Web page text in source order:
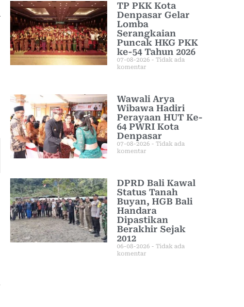
TP PKK Kota
Denpasar Gelar
Lomba
Serangkaian
Puncak HKG PKK
ke-54 Tahun 2026
07-08-2026
Tidak ada
komentar
Wawali Arya
Wibawa Hadiri
Perayaan HUT Ke-
64 PWRI Kota
Denpasar
07-08-2026
Tidak ada
komentar
DPRD Bali Kawal
Status Tanah
Buyan, HGB Bali
Handara
Dipastikan
Berakhir Sejak
2012
06-08-2026
Tidak ada
komentar